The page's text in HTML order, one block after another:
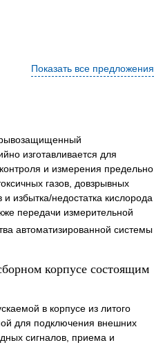
Показать все предложения
изготавливается для
контроля и измерения предельно
газов, довзрывных
избытка/недостатка кислорода
передачи измерительной
автоматизированной системы
корпусе состоящим
в корпусе из литого
для подключения внешних
сигналов, приема и